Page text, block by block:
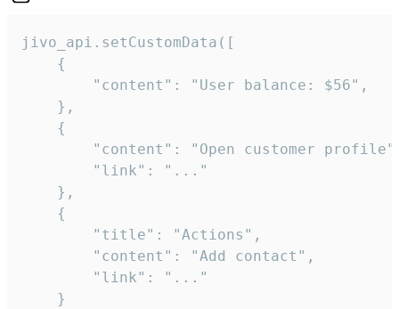
jivo_api.setCustomData([
    {
        "content": "User balance: $56",
    },
    {
"content": "Open customer
        "link": "..."
    },
    {
        "title": "Actions",
        "content": "Add contact",
        "link": "..."
    }